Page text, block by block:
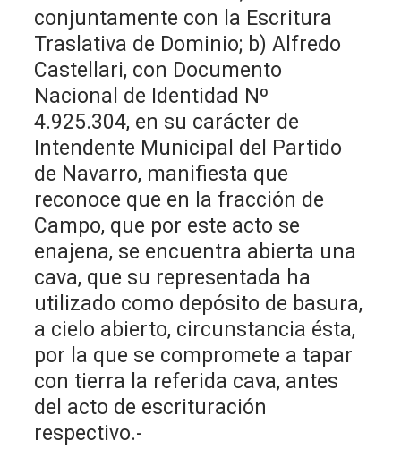
conjuntamente con la Escritura
Traslativa de Dominio; b) Alfredo
Castellari, con Documento
Nacional de Identidad Nº
4.925.304, en su carácter de
Intendente Municipal del Partido
de Navarro, manifiesta que
reconoce que en la fracción de
Campo, que por este acto se
enajena, se encuentra abierta una
cava, que su representada ha
utilizado como depósito de basura,
a cielo abierto, circunstancia ésta,
por la que se compromete a tapar
con tierra la referida cava, antes
del acto de escrituración
respectivo.-